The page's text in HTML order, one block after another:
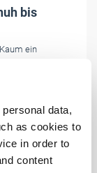
data,
as cookies to
in order to
content
bis
ein